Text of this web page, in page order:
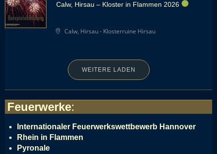
Calw, Hirsau – Kloster in Flammen 2026
Calw, Hirsau - Klosterruine Hirsau
WEITERE LADEN
Feuerwerke:
Internationaler Feuerwerkswettbewerb Hannover
Rhein in Flammen
Pyronale